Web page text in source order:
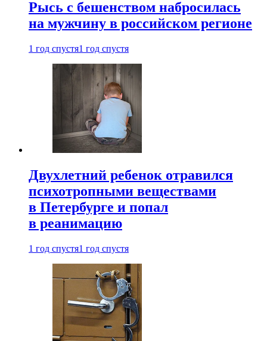
Рысь с бешенством набросилась
на мужчину в российском регионе
1 год спустя1 год спустя
Двухлетний ребенок отравился
психотропными веществами
в Петербурге и попал
в реанимацию
1 год спустя1 год спустя